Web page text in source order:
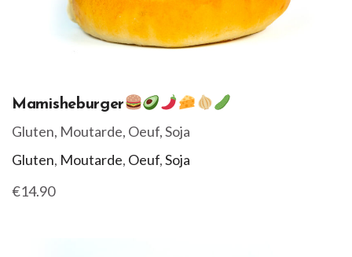
Mamisheburger
Gluten, Moutarde, Oeuf, Soja
Gluten, Moutarde, Oeuf,Soja
€14.90